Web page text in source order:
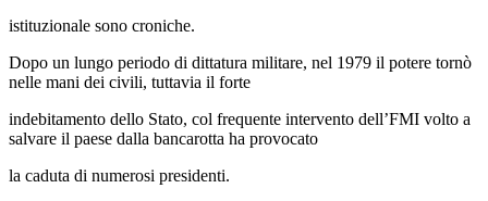
istituzionale sono croniche.
Dopo un lungo periodo di dittatura militare, nel 1979 il potere tornò
nelle mani dei civili, tuttavia il forte
indebitamento dello Stato, col frequente intervento dell’FMI volto a
salvare il paese dalla bancarotta ha provocato
la caduta di numerosi presidenti.